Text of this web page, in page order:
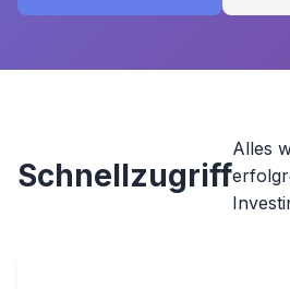
Schnellzugriff
Alles